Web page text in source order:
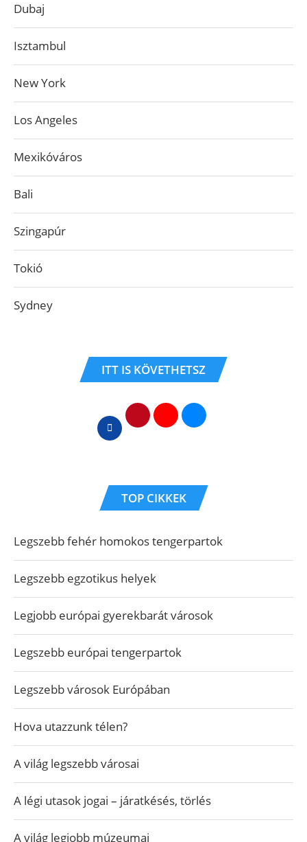
Dubaj
Isztambul
New York
Los Angeles
Mexikóváros
Bali
Szingapúr
Tokió
Sydney
ITT IS KÖVETHETSZ
TOP CIKKEK
Legszebb fehér homokos tengerpartok
Legszebb egzotikus helyek
Legjobb európai gyerekbarát városok
Legszebb európai tengerpartok
Legszebb városok Európában
Hova utazzunk télen?
A világ legszebb városai
A légi utasok jogai – járatkésés, törlés
A világ legjobb múzeumai